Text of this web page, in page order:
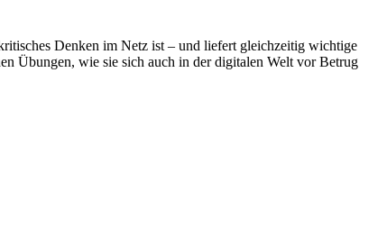
Denken im Netz ist – und liefert gleichzeitig wichtige
Übungen, wie sie sich auch in der digitalen Welt vor Betrug